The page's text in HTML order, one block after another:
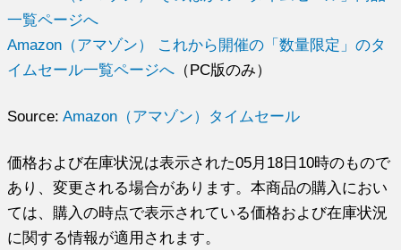
一覧ページへ
Amazon（アマゾン） これから開催の「数量限定」のタ
イムセール一覧ページへ （PC版のみ）
Source:Amazon（アマゾン）タイムセール
価格および在庫状況は表示された05月18日10時のもので
あり、変更される場合があります。本商品の購入におい
ては、購入の時点で表示されている価格および在庫状況
に関する情報が適用されます。